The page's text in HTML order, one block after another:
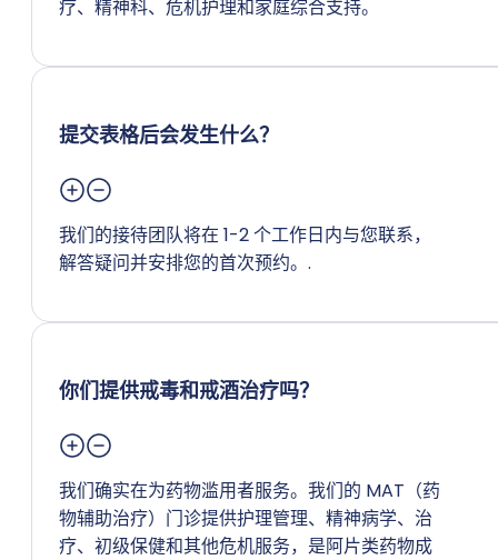
疗、精神科、危机护理和家庭综合支持。
提交表格后会发生什么？
我们的接待团队将在 1-2 个工作日内与您联系，
解答疑问并安排您的首次预约。.
你们提供戒毒和戒酒治疗吗？
我们确实在为药物滥用者服务。我们的 MAT（药
物辅助治疗）门诊提供护理管理、精神病学、治
疗、初级保健和其他危机服务，是阿片类药物成